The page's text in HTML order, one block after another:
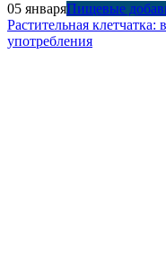
05 январяПищевые
Растительная
употребления